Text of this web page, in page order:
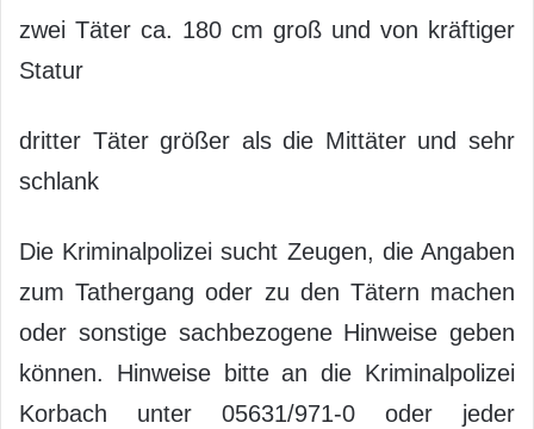
zwei Täter ca. 180 cm groß und von kräftiger
Statur
dritter Täter größer als die Mittäter und sehr
schlank
Die Kriminalpolizei sucht Zeugen, die Angaben
zum Tathergang oder zu den Tätern machen
oder sonstige sachbezogene Hinweise geben
können. Hinweise bitte an die Kriminalpolizei
Korbach unter 05631/971-0 oder jeder